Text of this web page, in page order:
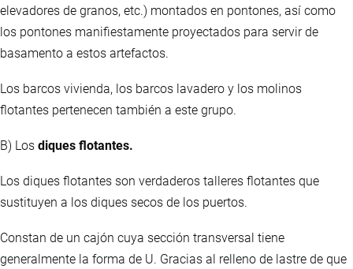
elevadores de granos, etc.) montados en pontones, así como
los pontones manifiestamente proyectados para servir de
basamento a estos artefactos.
Los barcos vivienda, los barcos lavadero y los molinos
flotantes pertenecen también a este grupo.
B) Los diques flotantes.
Los diques flotantes son verdaderos talleres flotantes que
sustituyen a los diques secos de los puertos.
Constan de un cajón cuya sección transversal tiene
generalmente la forma de U. Gracias al relleno de lastre de que